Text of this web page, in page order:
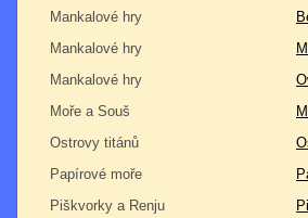
Mankalové hry
Mankalové hry
Mankalové hry
Moře a Souš
Ostrovy titánů
Papírové moře
Piškvorky a Renju